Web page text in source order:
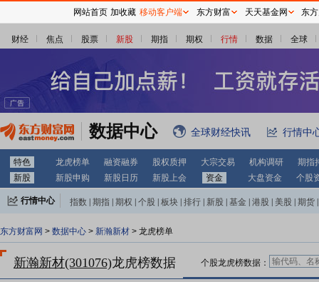
财经 焦点 股票 新股 期指 期权 行情 数据 全球
数据中心 全球财经快讯 行情中
特色 龙虎榜单 融资融券 股权质押 大宗交易 机构调研
期指
新股
新股申购 新股日历 新股上会 资金 大盘资金 个股
行情中心 指数 期指 期权 个股 板块 排行 新股 基金 港股 美股 期货
东方财富网 > 数据中心 > 新瀚新材 > 龙虎榜单
新瀚新材(301076)龙虎榜数据 个股龙虎榜数据：
网站首页 加收藏 移动客户端 东方财富 天天基金网 东